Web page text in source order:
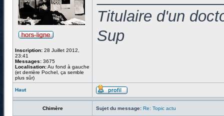
Inscription: 28 Juillet 2012,
23:41
Messages: 3675
Localisation:Au fond à gauche
(et derrière Pochel, ça semble
plus sûr)
Titulaire d'un
Sup
Haut
Chimère Sujet du message: Re: Topic actu